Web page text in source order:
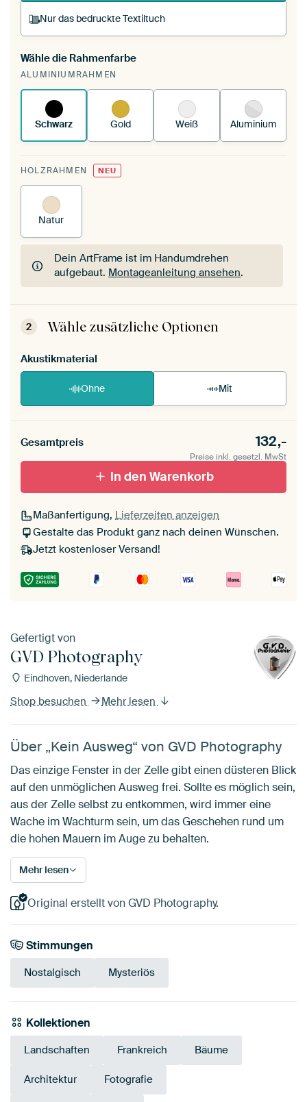
Nur das bedruckte Textiltuch
Du spannst einen wechselbaren Textiltuch in
deinen vorhandenen ArtFrame™.
funktioniert es.
Wähle die Rahmenfarbe
ALUMINIUMRAHMEN
Schwarz Gold Weiß Aluminium
HOLZRAHMEN NEU
Natur
Dein ArtFrame ist im Handumdrehen
aufgebaut. Montageanleitung ansehen.
Dein ArtFrame ist im Handumdrehen
aufgebaut.Montageanleitung ansehen
2 Wähle zusätzliche Optionen
Akustikmaterial
Ohne Mit
Gesamtpreis 132,-
Preise inkl. gesetzl. MwSt
In den Warenkorb
Maßanfertigung, Lieferzeiten anzeigen
Gestalte das Produkt ganz nach deinen Wünschen.
Jetzt kostenloser Versand!
Gefertigt von
GVD Photography
Eindhoven, Niederlande
Shop besuchen Mehr lesen
Über „Kein Ausweg“ von GVD Photography
Das einzige Fenster in der Zelle gibt einen düsteren Blick
auf den unmöglichen Ausweg frei. Sollte es möglich sein,
aus der Zelle selbst zu entkommen, wird immer eine
Wache im Wachturm sein, um das Geschehen rund um
die hohen Mauern im Auge zu behalten.
Mehr lesen
Original erstellt von GVD Photography.
Stimmungen
Nostalgisch Mysteriös
Kollektionen
Landschaften Frankreich Bäume
Architektur Fotografie